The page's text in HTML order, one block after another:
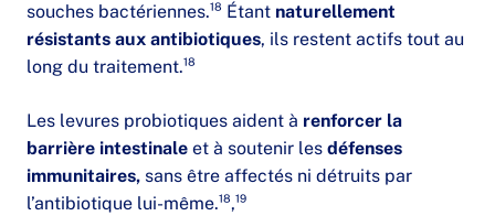
souches bactériennes.¹⁸ Étant naturellement
résistants aux antibiotiques, ils restent actifs tout au
long du traitement.¹⁸
Les levures probiotiques aident à renforcer la
barrière intestinale et à soutenir les défenses
immunitaires, sans être affectés ni détruits par
l’antibiotique lui-même.¹⁸,¹⁹